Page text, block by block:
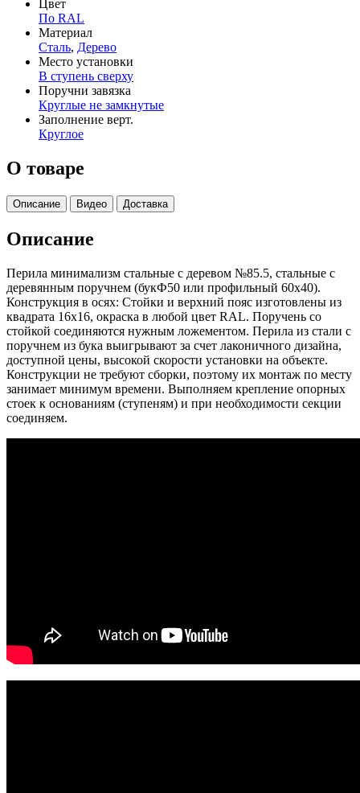
Цвет
По RAL
Материал
Сталь, Дерево
Место установки
В ступень сверху
Поручни завязка
Круглые не замкнутые
Заполнение верт.
Круглое
О товаре
Описание Видео Доставка
Описание
Перила минимализм стальные с деревом №85.5, стальные с
деревянным поручнем (букФ50 или профильный 60х40).
Конструкция в осях: Стойки и верхний пояс изготовлены из
квадрата 16х16, окраска в любой цвет RAL. Поручень со
стойкой соединяются нужным ложементом. Перила из стали с
поручнем из бука выигрывают за счет лаконичного дизайна,
доступной цены, высокой скорости установки на объекте.
Конструкции не требуют сборки, поэтому их монтаж по месту
занимает минимум времени. Выполняем крепление опорных
стоек к основаниям (ступеням) и при необходимости секции
соединяем.